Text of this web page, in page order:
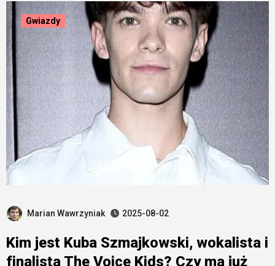
Gwiazdy
Marian Wawrzyniak 2025-08-02
Kim jest Kuba Szmajkowski, wokalista i
finalista The Voice Kids? Czy ma już